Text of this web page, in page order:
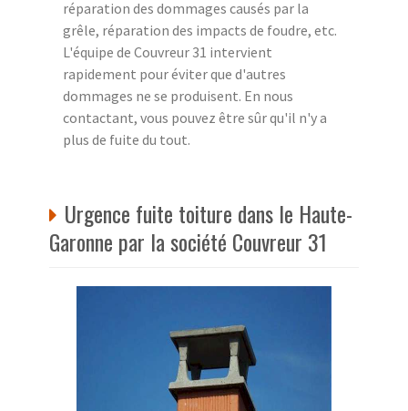
réparation des dommages causés par la
grêle, réparation des impacts de foudre, etc.
L'équipe de Couvreur 31 intervient
rapidement pour éviter que d'autres
dommages ne se produisent. En nous
contactant, vous pouvez être sûr qu'il n'y a
plus de fuite du tout.
Urgence fuite toiture dans le Haute-
Garonne par la société Couvreur 31